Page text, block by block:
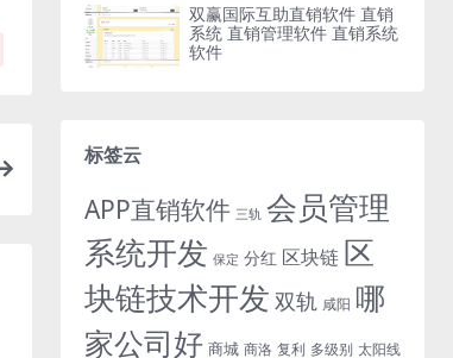
双赢国际互助直销软件 直销
系统 直销管理软件 直销系统
软件
标签云
APP直销软件 三轨 会员管理
系统开发 保定 分红 区块链 区
块链技术开发 双轨 咸阳 哪
家公司好 商城 商洛 复利 多级别 太阳线